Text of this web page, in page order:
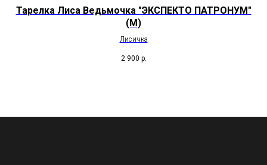
Тарелка Лиса Ведьмочка "ЭКСПЕКТО ПАТРОНУМ"
(М)
Лисичка
2 900 р.